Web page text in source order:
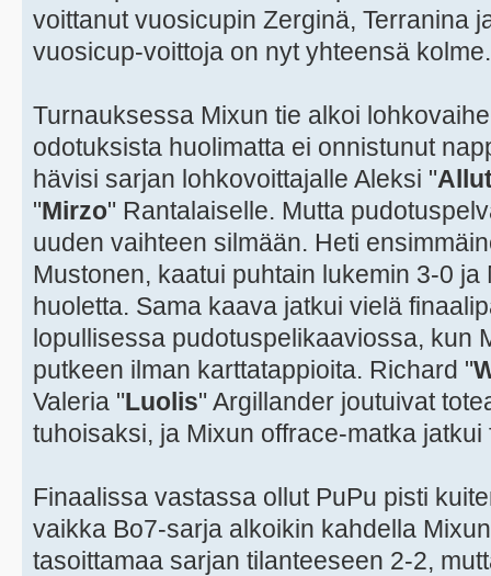
voittanut vuosicupin Zerginä, Terranina
vuosicup-voittoja on nyt yhteensä kolme.
Turnauksessa Mixun tie alkoi
odotuksista huolimatta ei onnistunut
hävisi sarjan lohkovoittajalle Aleksi "
"Mirzo" Rantalaiselle. Mutta
uuden vaihteen silmään. Heti
Mustonen, kaatui puhtain lukemin 3-0
huoletta. Sama kaava jatkui vielä
lopullisessa pudotuspelikaaviossa, kun
putkeen ilman karttatappioita. Richard "
Valeria "Luolis" Argillander joutuivat
tuhoisaksi, ja Mixun offrace-matka jatkui
Finaalissa vastassa ollut PuPu pisti
vaikka Bo7-sarja alkoikin kahdella
tasoittamaa sarjan tilanteeseen 2-2,